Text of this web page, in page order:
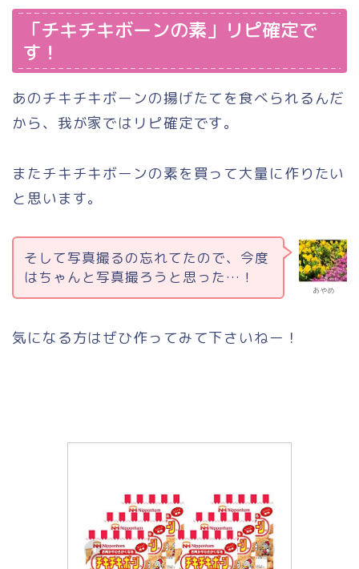
「チキチキボーンの素」リピ確定で
す！
あのチキチキボーンの揚げたてを食べられるんだ
から、我が家ではリピ確定です。
またチキチキボーンの素を買って大量に作りたい
と思います。
あやめ
そして写真撮るの忘れてたので、今度
はちゃんと写真撮ろうと思った…！
気になる方はぜひ作ってみて下さいねー！